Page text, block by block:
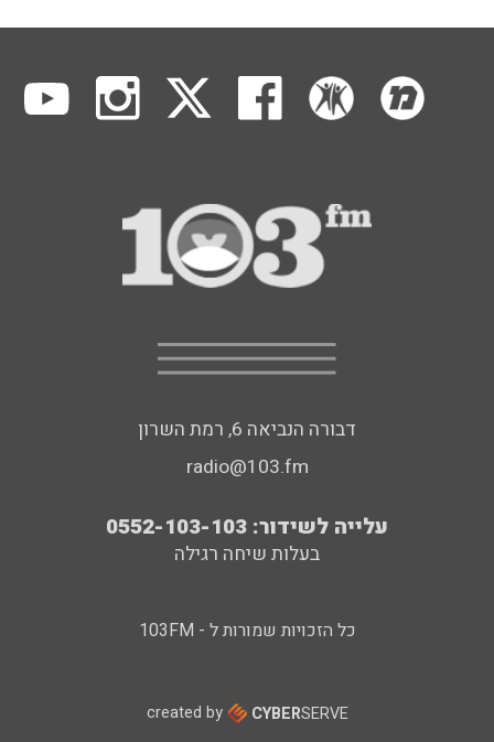
דבורה הנביאה 6, רמת השרון
radio@103.fm
עלייה לשידור: 0552-103-103
בעלות שיחה רגילה
כל הזכויות שמורות ל - 103FM
created by CYBERSERVE